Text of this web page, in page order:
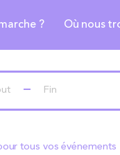
? Où nous
tous vos événements